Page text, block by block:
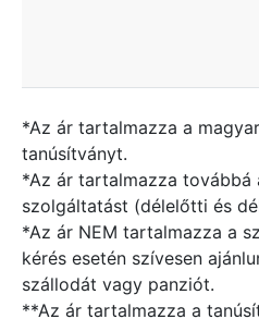
*Az ár tartalmazza a
tanúsítványt.
*Az ár tartalmazza
szolgáltatást (délelőtti és
*Az ár NEM tartalmazza a
kérés esetén szívesen
szállodát vagy panziót.
**Az ár tartalmazza a